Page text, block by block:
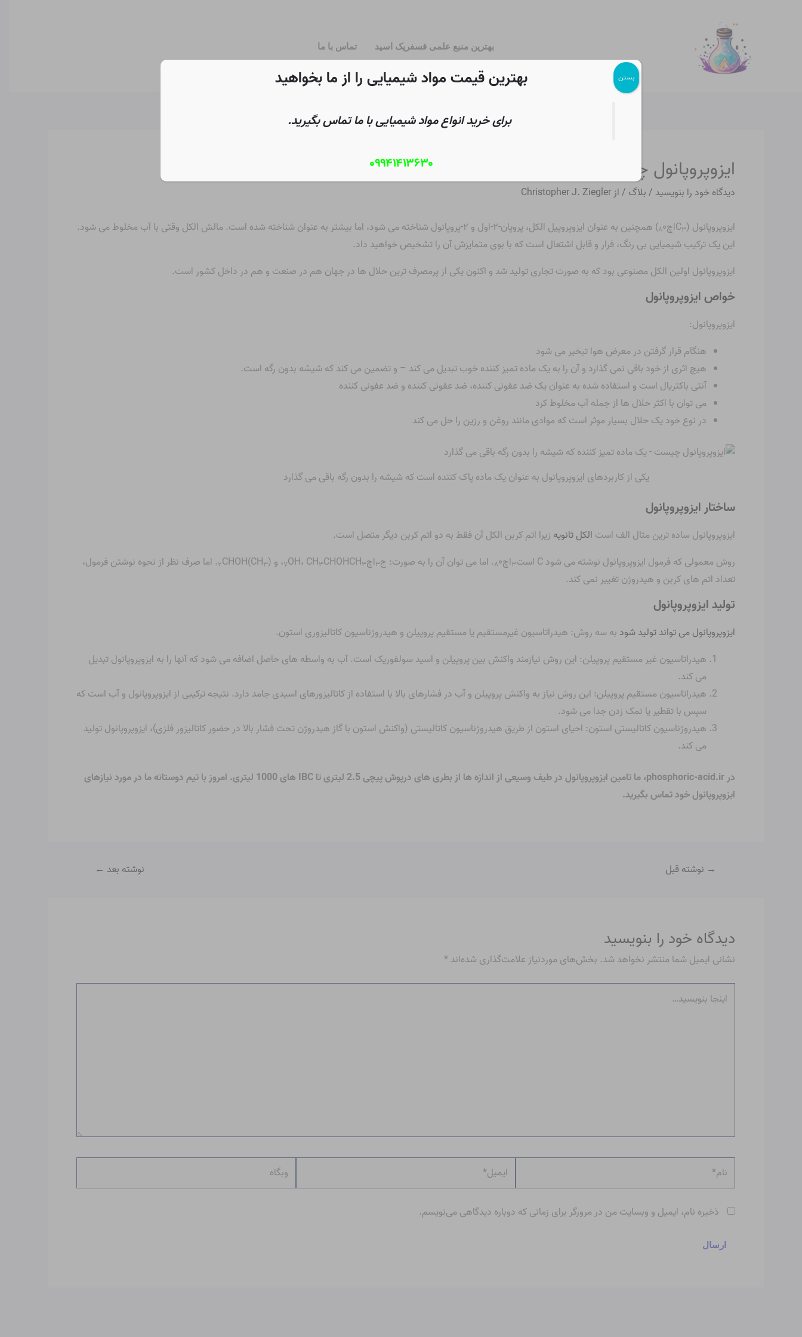
بهترین منبع علمی فسفریک اسید تماس با ما
ایزوپروپانول چیست؟
دیدگاه‌ خود را بنویسید /بلاگ / از Christopher J. Ziegler
ایزوپروپانول (C۳ اچ ۸۰) همچنین به عنوان ایزوپروپیل الکل، پروپان-۲-اول و ۲-پروپانول شناخته می شود، اما بیشتر به عنوان شناخته شده است. مالش الکل وقتی با آب مخلوط می شود.
این یک ترکیب شیمیایی بی رنگ، فرار و قابل اشتعال است که با بوی متمایزش آن را تشخیص خواهید داد.
ایزوپروپانول اولین الکل مصنوعی بود که به صورت تجاری تولید شد و اکنون یکی از پرمصرف ترین حلال ها در جهان هم در صنعت و هم در داخل کشور است.
خواص ایزوپروپانول
ایزوپروپانول:
هنگام قرار گرفتن در معرض هوا تبخیر می شود
هیچ اثری از خود باقی نمی گذارد و آن را به یک ماده تمیز کننده خوب تبدیل می کند – و تضمین می کند که شیشه بدون رگه است.
آنتی باکتریال است و استفاده شده به عنوان یک ضد عفونی کننده، ضد عفونی کننده و ضد عفونی کننده
می توان با اکثر حلال ها از جمله آب مخلوط کرد
در نوع خود یک حلال بسیار موثر است که موادی مانند روغن و رزین را حل می کند
یکی از کاربردهای ایزوپروپانول به عنوان یک ماده پاک کننده است که شیشه را بدون رگه باقی می گذارد
ساختار ایزوپروپانول
ایزوپروپانول ساده ترین مثال الف است الکل ثانویه زیرا اتم کربن الکل آن فقط به دو اتم کربن دیگر متصل است.
روش معمولی که فرمول ایزوپروپانول نوشته می شود C است
۳اچ ۸۰. اما می توان آن را به صورت: ج ۳اچ ۷OH، CH۳CHOHCH۳ ، و (CH۳ ) ۲CHOH. اما صرف نظر از نحوه نوشتن فرمول،
تعداد اتم های کربن و هیدروژن تغییر نمی کند.
تولید ایزوپروپانول
ایزوپروپانول می تواند تولید شود به سه روش: هیدراتاسیون غیرمستقیم یا مستقیم پروپیلن و هیدروژناسیون کاتالیزوری استون.
هیدراتاسیون غیر مستقیم پروپیلن: این روش نیازمند واکنش بین پروپیلن و اسید سولفوریک است. آب به واسطه های حاصل اضافه می شود که آنها را به ایزوپروپانول تبدیل
می کند.
هیدراتاسیون مستقیم پروپیلن: این روش نیاز به واکنش پروپیلن و آب در فشارهای بالا با استفاده از کاتالیزورهای اسیدی جامد دارد. نتیجه ترکیبی از ایزوپروپانول و آب است که
سپس با تقطیر یا نمک زدن جدا می شود.
هیدروژناسیون کاتالیستی استون: احیای استون از طریق هیدروژناسیون کاتالیستی (واکنش استون با گاز هیدروژن تحت فشار بالا در حضور کاتالیزور فلزی)، ایزوپروپانول تولید
می کند.
در phosphoric-acid.ir، ما تامین ایزوپروپانول
در طیف وسیعی از اندازه ها از بطری های درپوش پیچی 2.5 لیتری تا IBC های 1000 لیتری. امروز با تیم دوستانه ما در مورد نیازهای
ایزوپروپانول خود تماس بگیرید.
نوشته
→ نوشته قبل نوشته بعد ←
دیدگاه‌ خود را بنویسید
نشانی ایمیل شما منتشر نخواهد شد. بخش‌های موردنیاز علامت‌گذاری شده‌اند *
بنویسید…
نام* ایمیل* وبگاه
ذخیره نام، ایمیل و وبسایت من در مرورگر برای زمانی که دوباره دیدگاهی می‌نویسم.
بهترین قیمت مواد شیمیایی را از ما بخواهید
برای خرید انواع مواد شیمیایی با ما تماس بگیرید.
۰۹۹۴۱۴۱۳۶۳۰
بستن